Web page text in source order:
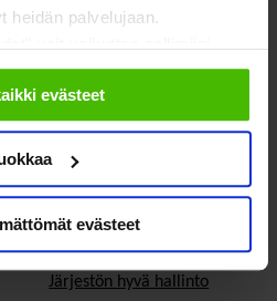
heidän palvelujaan.
evästeet
evästeet
Vaalit
Europarlamenttivaalit
Jäsenjärjestöille
Jäsen­edut ja -palvelut
Järjestön hyvä hallinto